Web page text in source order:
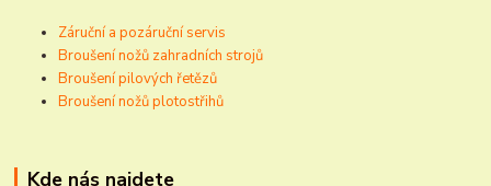
Záruční a pozáruční servis
Broušení nožů zahradních strojů
Broušení pilových řetězů
Broušení nožů plotostřihů
Kde nás najdete